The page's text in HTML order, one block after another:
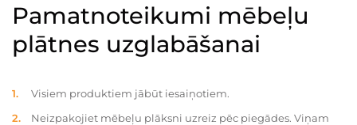
Pamatnoteikumi mēbeļu
plātnes uzglabāšanai
Visiem produktiem jābūt iesaiņotiem.
Neizpakojiet mēbeļu plāksni uzreiz pēc piegādes. Viņam